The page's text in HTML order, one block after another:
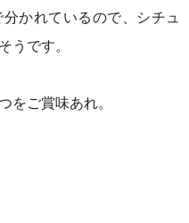
かれているので、シチュ
うです。
をご賞味あれ。